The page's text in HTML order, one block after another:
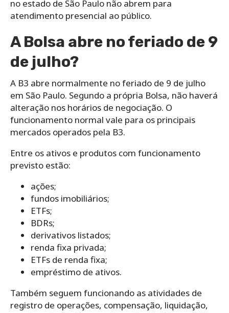
no estado de São Paulo não abrem para
atendimento presencial ao público.
A Bolsa abre no feriado de 9
de julho?
A B3 abre normalmente no feriado de 9 de julho
em São Paulo. Segundo a própria Bolsa, não haverá
alteração nos horários de negociação. O
funcionamento normal vale para os principais
mercados operados pela B3.
Entre os ativos e produtos com funcionamento
previsto estão:
ações;
fundos imobiliários;
ETFs;
BDRs;
derivativos listados;
renda fixa privada;
ETFs de renda fixa;
empréstimo de ativos.
Também seguem funcionando as atividades de
registro de operações, compensação, liquidação,